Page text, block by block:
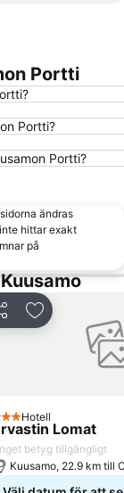
Portti
Portti?
Portti?
ändras
hittar exakt
på
Lägg till i
Stjärnor
Hotell
Lomat
betyg tillgängligt
Kuusamo, 22.9 km till